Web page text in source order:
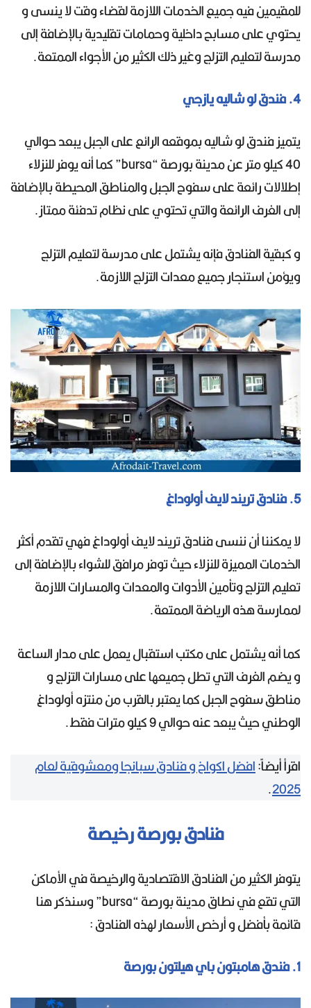
للمقيمين فيه جميع الخدمات اللازمة لقضاء وقت لا ينسى و
يحتوي على مسابح داخلية وحمامات تقليدية بالإضافة إلى
مدرسة لتعليم التزلج وغير ذلك الكثير من الأجواء الممتعة.
4. فندق لو شاليه يازجي
يتميز فندق لو شاليه بموقعه الرائع على الجبل يبعد حوالي
40 كيلو متر عن مدينة بورصة “bursa” كما أنه يوفر للنزلاء
إطلالات رائعة على سفوح الجبل والمناطق المحيطة بالإضافة
إلى الغرف الرائعة والتي تحتوي على نظام تدفئة ممتاز.
و كبقية الفنادق فإنه يشتمل على مدرسة لتعليم التزلج
ويؤمن استئجار جميع معدات التزلج اللازمة.
5. فنادق تريند لايف أولوداغ
لا يمكننا أن ننسى فنادق تريند لايف أولوداغ فهي تقدم أكثر
الخدمات المميزة للنزلاء حيث توفر مرافق للشواء بالإضافة إلى
تعليم التزلج وتأمين الأدوات والمعدات والمسارات اللازمة
لممارسة هذه الرياضة الممتعة.
كما أنه يشتمل على مكتب استقبال يعمل على مدار الساعة
و يضم الغرف التي تطل جميعها على مسارات التزلج و
مناطق سفوح الجبل كما يعتبر بالقرب من منتزه أولوداغ
الوطني حيث يبعد عنه حوالي 9 كيلو مترات فقط.
اقرأ أيضاً:افضل اكواخ و فنادق سبانجا ومعشوقية لعام
2025
.
فنادق بورصة رخيصة
يتوفر الكثير من الفنادق الاقتصادية والرخيصة في الأماكن
التي تقع في نطاق مدينة بورصة “bursa” وسنذكر هنا
قائمة بأفضل و أرخص الأسعار لهذه الفنادق :
1. فندق هامبتون باي هيلتون بورصة